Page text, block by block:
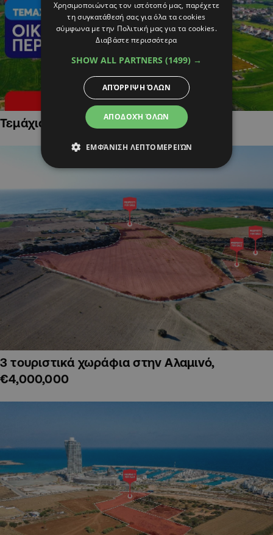
Τεμάχια Γης σε Οικιστικές Περιοχές
3 τουριστικά χωράφια στην Αλαμινό,
€4,000,000
Χρησιμοποιώντας τον ιστότοπό μας, παρέχετε
τη συγκατάθεσή σας για όλα τα cookies
σύμφωνα με την Πολιτική μας για τα cookies.
Διαβάστε περισσότερα
SHOW ALL PARTNERS (1499) →
ΑΠΟΔΟΧΉ ΌΛΩΝ
ΑΠΌΡΡΙΨΗ ΌΛΩΝ
ΕΜΦΆΝΙΣΗ ΛΕΠΤΟΜΕΡΕΙΏΝ